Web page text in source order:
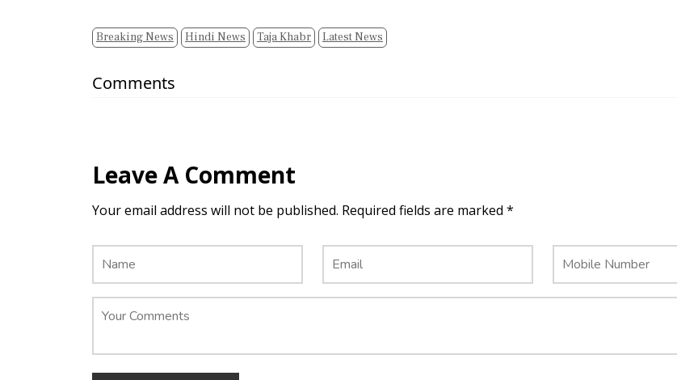
Breaking News Hindi News Taja Khabr Latest News
Comments
Leave A Comment
Your email address will not be published. Required fields are marked *